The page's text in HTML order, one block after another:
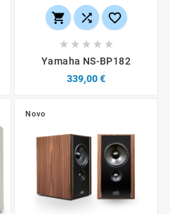
  
    
Yamaha NS-BP182
339,00 €
Novo